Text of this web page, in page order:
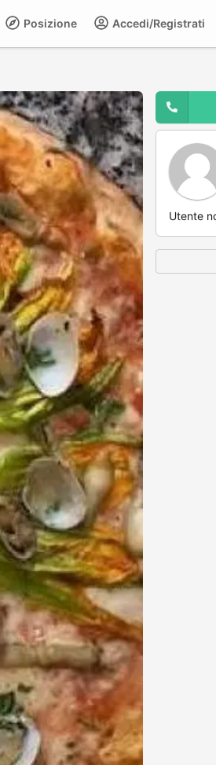
Accedi/Registrati
Posizione
Utente